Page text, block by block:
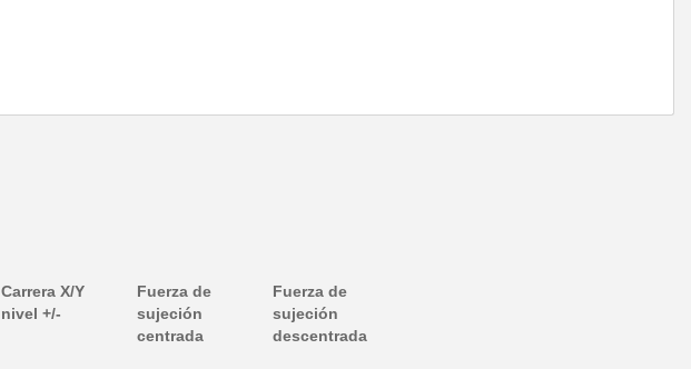
Carrera X/Y
nivel +/-
Fuerza de
sujeción
centrada
Fuerza de
sujeción
descentrada